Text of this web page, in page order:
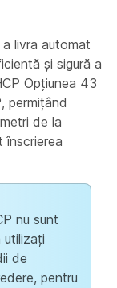
livra automat
și sigură a
Opțiunea 43
permițând
de la
înscrierea
nu sunt
utilizați
de
pentru